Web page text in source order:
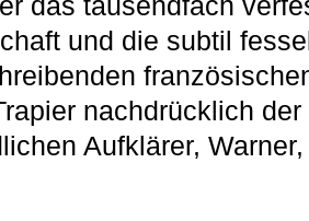
und die subtil
nachdrücklich
Aufklärer,